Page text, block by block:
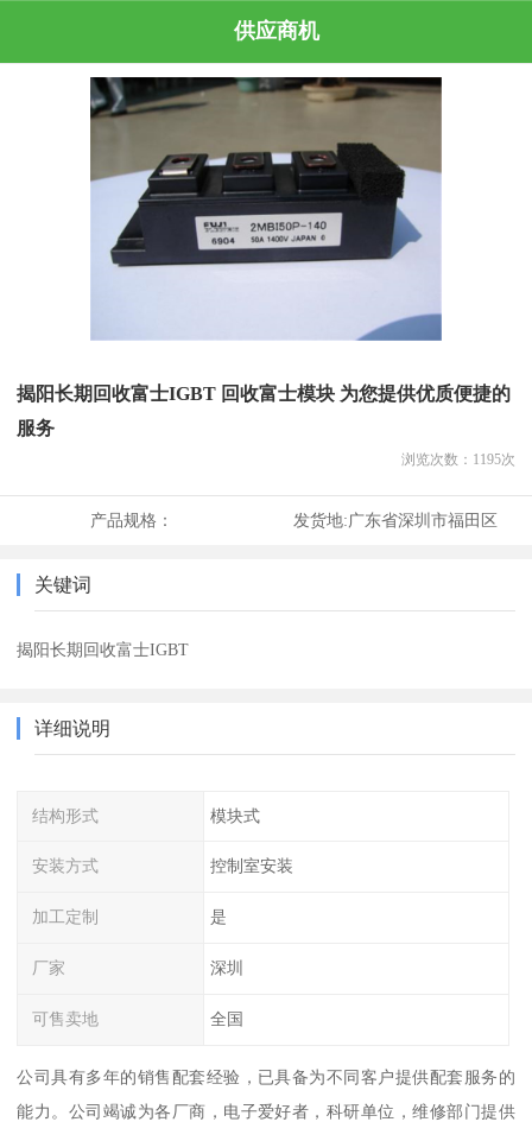
供应商机
揭阳长期回收富士IGBT 回收富士模块 为您提供优质便捷的
服务
浏览次数： 1195次
产品规格： 发货地:广东省深圳市福田区
关键词
揭阳长期回收富士IGBT
详细说明
结构形式 模块式
安装方式 控制室安装
加工定制 是
厂家 深圳
可售卖地 全国
公司具有多年的销售配套经验，已具备为不同客户提供配套服务的
能力。公司竭诚为各厂商，电子爱好者，科研单位，维修部门提供